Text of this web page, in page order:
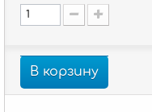
В корзину